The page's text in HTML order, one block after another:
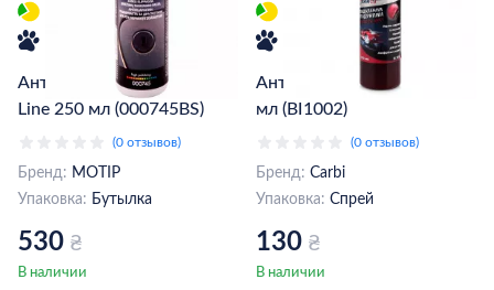
Антицарапин MOTIP Black
Line 250 мл (000745BS)
(0 отзывов)
Бренд: MOTIP
Упаковка: Бутылка
530 ₴
В наличии
Антицарапин CAR BI 100
мл (BI1002)
(0 отзывов)
Бренд: Carbi
Упаковка: Спрей
130 ₴
В наличии